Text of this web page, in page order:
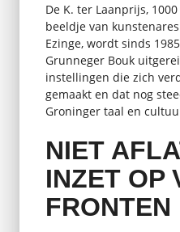
De K. ter Laanprijs,
beeldje van
Ezinge, wordt sinds
Grunneger Bouk
instellingen die zich
gemaakt en dat nog
Groninger taal en
NIET
INZET OP
FRONTEN